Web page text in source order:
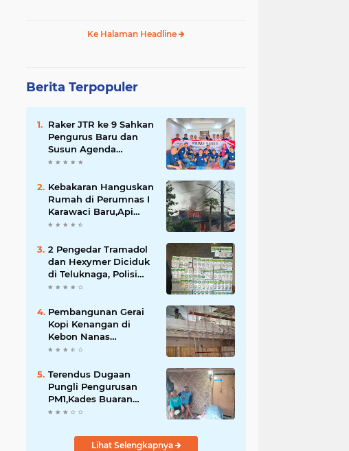
Ke Halaman Headline
Berita Terpopuler
Raker JTR ke 9 Sahkan
Pengurus Baru dan
Susun Agenda
Strategis 2026
Kebakaran Hanguskan
Rumah di Perumnas I
Karawaci Baru,Api
Diduga dari Ledakan
2 Pengedar Tramadol
dan Hexymer Diciduk
di Teluknaga, Polisi
Amankan Ratusan Pil
Pembangunan Gerai
Kopi Kenangan di
Kebon Nanas
Disorot,Warga
Lingkungan dan PBG
Terendus Dugaan
Pungli Pengurusan
PM1,Kades Buaran
Bambu Minta 60 Juta
Lihat Selengkapnya